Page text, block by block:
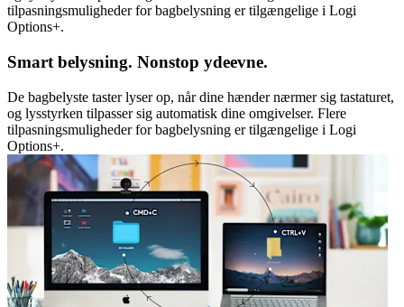
tilpasningsmuligheder for bagbelysning er tilgængelige i Logi
Options+.
Smart belysning. Nonstop ydeevne.
De bagbelyste taster lyser op, når dine hænder nærmer sig tastaturet,
og lysstyrken tilpasser sig automatisk dine omgivelser. Flere
tilpasningsmuligheder for bagbelysning er tilgængelige i Logi
Options+.